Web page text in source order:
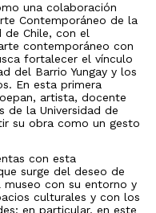
una colaboración
Contemporáneo de la
de Chile, con el
contemporáneo con
fortalecer el vínculo
del Barrio Yungay y los
En esta primera
artista, docente
de la Universidad de
su obra como un gesto
con esta
surge del deseo de
con su entorno y
culturales y con los
en particular, en este